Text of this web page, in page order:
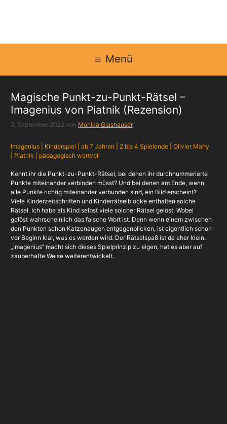
Menü
Magische Punkt-zu-Punkt-Rätsel –
Imagenius von Piatnik (Rezension)
2. September 2022 von Monika Glashauser
Imagenius | Kinderspiel | ab 7 Jahren | 2 bis 4 Spielende | Olivier Mahy
| Piatnik | pädagogisch wertvoll
Kennt ihr die Punkt-zu-Punkt-Rätsel, bei denen ihr durchnummerierte
Punkte miteinander verbinden müsst? Und bei denen am Ende, wenn
alle Punkte richtig miteinander verbunden sind, ein Bild erscheint?
Viele Kinderzeitschriften und Kinderrätselblöcke enthalten solche
Rätsel. Ich habe als Kind selbst viele solcher Rätsel gelöst. Wobei
gelöst wahrscheinlich das falsche Wort ist. Denn wenn einem zwischen
den Punkten schon Katzenaugen entgegenblicken, ist eigentlich schon
vor Beginn klar, was es werden wird. Der Rätselspaß ist da eher klein.
„Imagenius“ macht sich dieses Spielprinzip zu eigen, hat es aber auf
zauberhafte Weise weiterentwickelt.